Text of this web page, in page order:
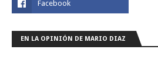
EN LA OPINIÓN DE MARIO DIAZ